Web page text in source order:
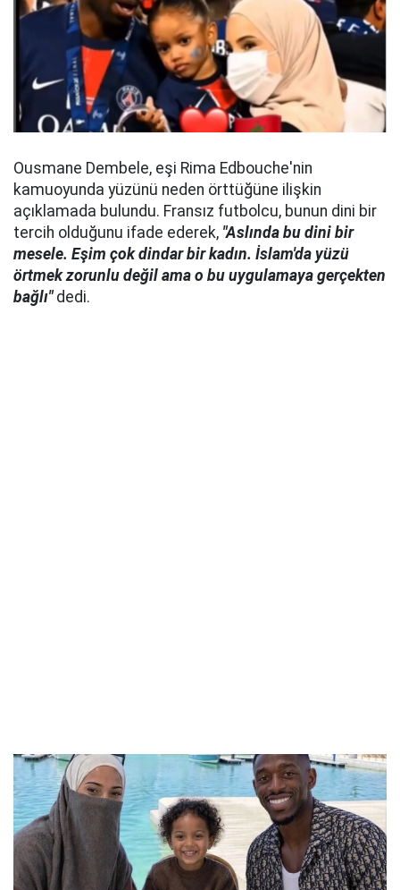
Ousmane Dembele, eşi Rima Edbouche'nin
kamuoyunda yüzünü neden örttüğüne ilişkin
açıklamada bulundu. Fransız futbolcu, bunun dini bir
tercih olduğunu ifade ederek, "Aslında bu dini bir
mesele. Eşim çok dindar bir kadın. İslam'da yüzü
örtmek zorunlu değil ama o bu uygulamaya gerçekten
bağlı"dedi.